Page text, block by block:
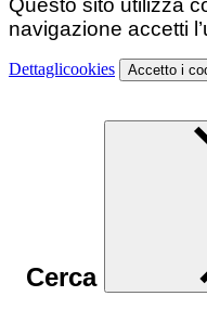
Questo sito utilizza
navigazione accetti
Dettaglicookies Accetto i
Cerca